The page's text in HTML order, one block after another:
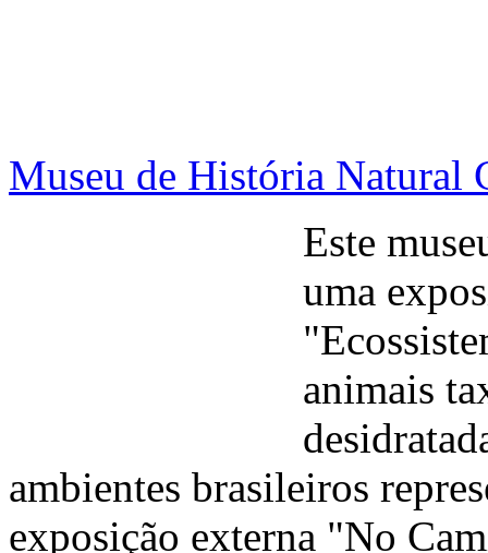
Museu de História Natural
Este
uma
animais
ambientes brasileiros
exposição externa "No